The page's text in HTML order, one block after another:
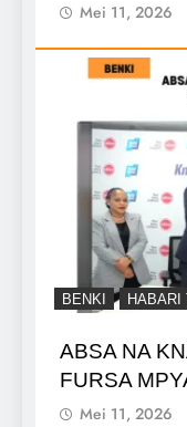
Mei 11, 2026
BENKI HABARI
ABSA NA
FURSA
Mei 11, 2026